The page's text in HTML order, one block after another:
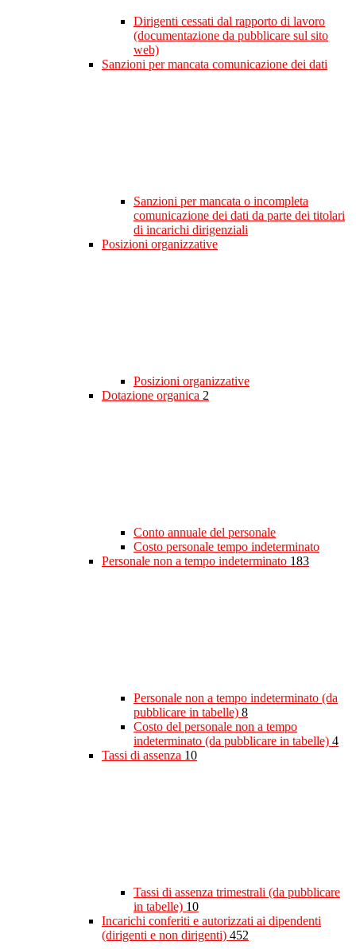
Dirigenti cessati dal rapporto di lavoro
(documentazione da pubblicare sul sito
web)
Sanzioni per mancata comunicazione dei dati
Sanzioni per mancata o incompleta
comunicazione dei dati da parte dei titolari
di incarichi dirigenziali
Posizioni organizzative
Posizioni organizzative
Dotazione organica 2
Conto annuale del personale
Costo personale tempo indeterminato
Personale non a tempo indeterminato 183
Personale non a tempo indeterminato (da
pubblicare in tabelle) 8
Costo del personale non a tempo
indeterminato (da pubblicare in tabelle) 4
Tassi di assenza 10
Tassi di assenza trimestrali (da pubblicare
in tabelle) 10
Incarichi conferiti e autorizzati ai dipendenti
(dirigenti e non dirigenti) 452